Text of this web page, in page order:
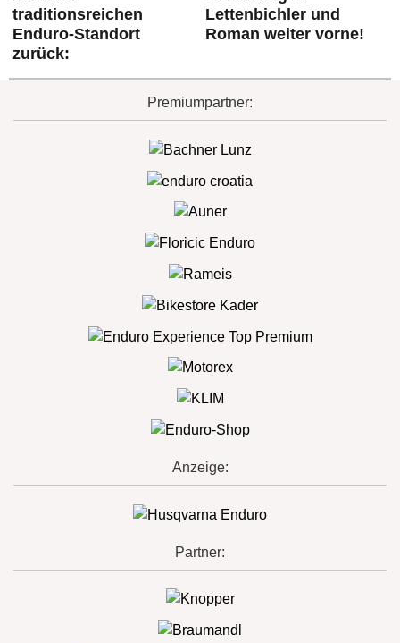
traditionsreichen
Enduro-Standort
zurück:
Lettenbichler und
Roman weiter vorne!
Premiumpartner:
Anzeige:
Partner: